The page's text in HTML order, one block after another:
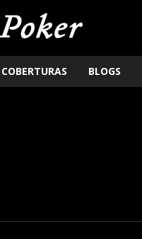
COBERTURAS BLOGS